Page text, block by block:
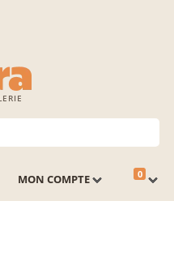
0
MON COMPTE